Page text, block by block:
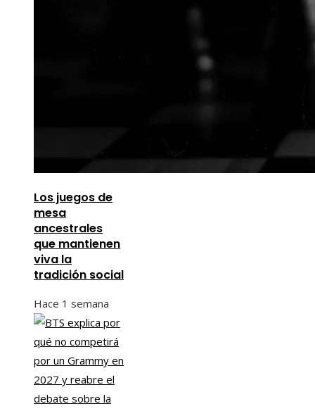
Los juegos de
mesa
ancestrales
que mantienen
viva la
tradición social
Hace 1 semana